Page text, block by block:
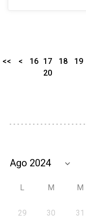
<< < 16 17 18
19
20
L M M
29 30 31